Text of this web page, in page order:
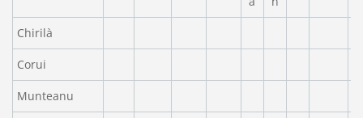
Chirilà
Corui
Munteanu